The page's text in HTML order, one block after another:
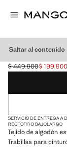
Saltar al contenido
JEANS
Precio inicial
$ 449.900
Precio actual [$$ 199.900
Selecciona un color
SERVICIO DE ENTREGA A
RECTOTIRO BAJOLARGO
Tejido de algodón
Trabillas para